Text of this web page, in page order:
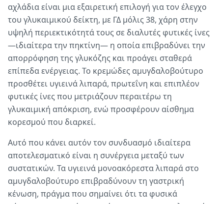
αχλάδια είναι μια εξαιρετική επιλογή για τον έλεγχο
του γλυκαιμικού δείκτη, με ΓΔ μόλις 38, χάρη στην
υψηλή περιεκτικότητά τους σε διαλυτές φυτικές ίνες
—ιδιαίτερα την πηκτίνη— η οποία επιβραδύνει την
απορρόφηση της γλυκόζης και προάγει σταθερά
επίπεδα ενέργειας. Το κρεμώδες αμυγδαλοβούτυρο
προσθέτει υγιεινά λιπαρά, πρωτεΐνη και επιπλέον
φυτικές ίνες που μετριάζουν περαιτέρω τη
γλυκαιμική απόκριση, ενώ προσφέρουν αίσθημα
κορεσμού που διαρκεί.
Αυτό που κάνει αυτόν τον συνδυασμό ιδιαίτερα
αποτελεσματικό είναι η συνέργεια μεταξύ των
συστατικών. Τα υγιεινά μονοακόρεστα λιπαρά στο
αμυγδαλοβούτυρο επιβραδύνουν τη γαστρική
κένωση, πράγμα που σημαίνει ότι τα φυσικά